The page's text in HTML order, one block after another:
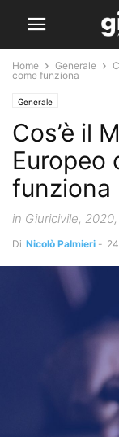
Home Generale
come funziona
Generale
Cos’è il
Europeo
funziona
in Giuricivile,
Di Nicolò Palmieri -